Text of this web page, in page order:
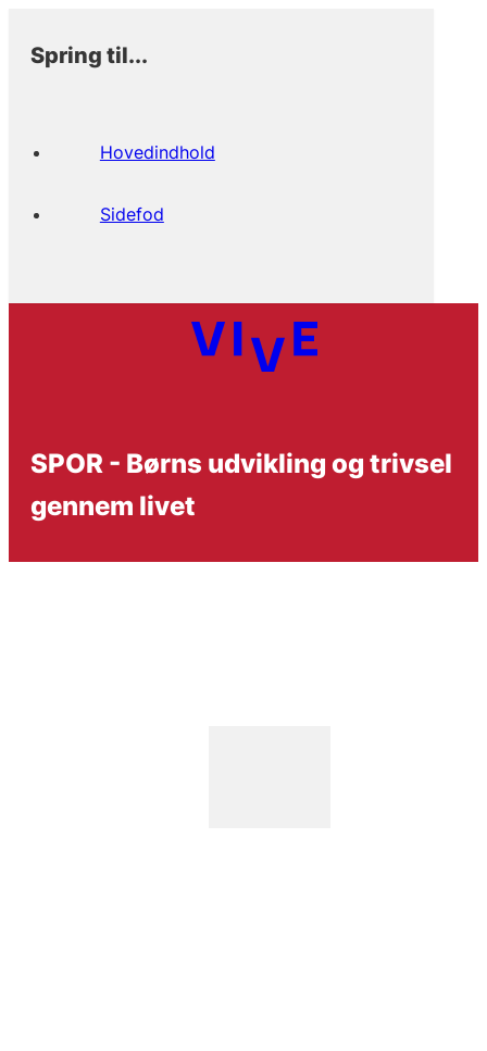
Spring til...
Hovedindhold
Sidefod
SPOR - Børns udvikling og trivsel
gennem livet